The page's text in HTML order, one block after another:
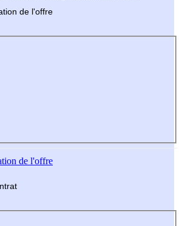
de l'offre
de l'offre